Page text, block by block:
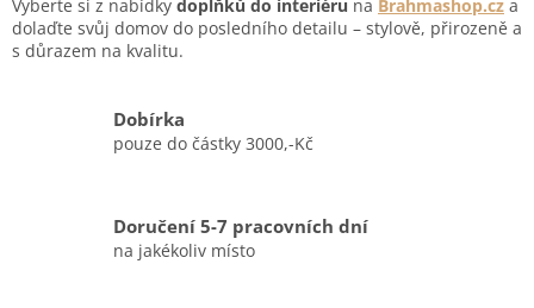
Vyberte si z nabídky doplňků do interiéru na Brahmashop.cz a
dolaďte svůj domov do posledního detailu – stylově, přirozeně a
s důrazem na kvalitu.
Dobírka
pouze do částky 3000,-Kč
Doručení 5-7 pracovních dní
na jakékoliv místo